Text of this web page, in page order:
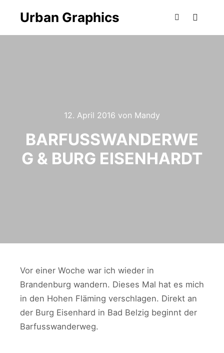
Urban Graphics
12. April 2016 von Mandy
BARFUSSWANDERWEG
& BURG EISENHARDT
Vor einer Woche war ich wieder in
Brandenburg wandern. Dieses Mal hat es mich
in den Hohen Fläming verschlagen. Direkt an
der Burg Eisenhard in Bad Belzig beginnt der
Barfusswanderweg.